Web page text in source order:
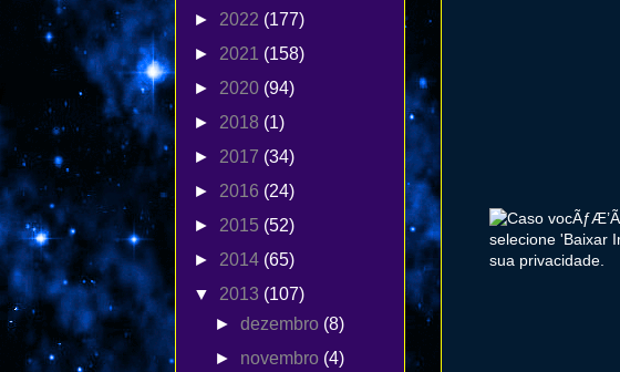
► 2022 (177)
► 2021 (158)
► 2020 (94)
► 2018 (1)
► 2017 (34)
► 2016 (24)
► 2015 (52)
► 2014 (65)
▼ 2013 (107)
►dezembro (8)
► novembro (4)